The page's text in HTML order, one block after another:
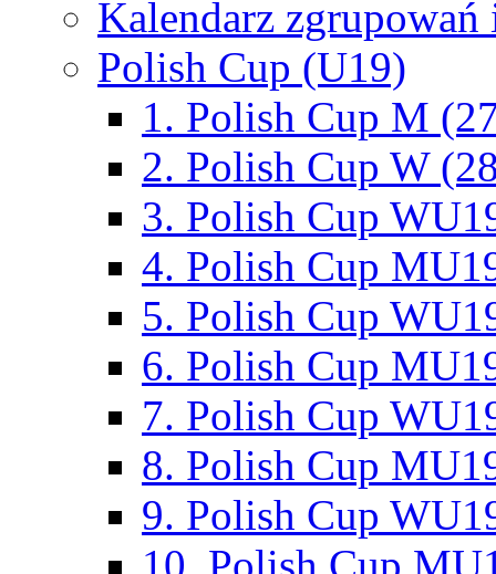
Kalendarz
Polish Cup (U19)
1. Polish Cup M
2. Polish Cup W
3. Polish Cup
4. Polish Cup
5. Polish Cup
6. Polish Cup
7. Polish Cup
8. Polish Cup
9. Polish Cup
10. Polish Cup